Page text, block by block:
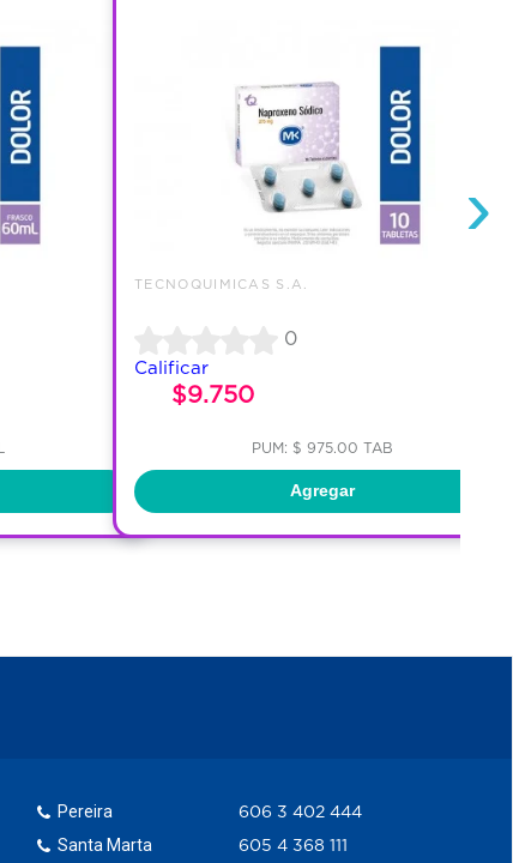
TECNOQUIMICAS S.A.
0
Calificar
$9.750
PUM: $ 975.00 TAB
Agregar
›
Pereira
Santa Marta
606 3 402 444
605 4 368 111